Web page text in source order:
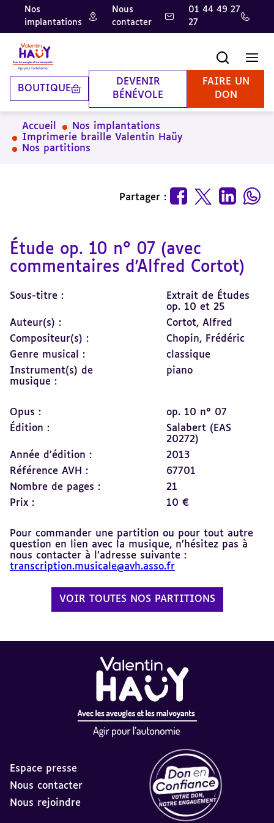
Aller
contenu
principal
Aller
pied
de
page
Aller
la
recherche
Nos
implantations
Nous
contacter
01 44 49 27
27
BOUTIQUE
DEVENIR
BÉNÉVOLE
FAIRE UN
DON
Accueil
Nos implantations
Imprimerie braille Valentin Haüy
Nos partitions
Partager :
Étude op. 10 n° 07 (avec
commentaires d'Alfred Cortot)
Sous-titre :
Extrait de Études
op. 10 et 25
Auteur(s) :
Cortot, Alfred
Compositeur(s) :
Chopin, Frédéric
Genre musical :
classique
Instrument(s) de
musique :
piano
Opus :
op. 10 n° 07
Édition :
Salabert (EAS
20272)
Année d'édition :
2013
Référence AVH :
67701
Nombre de pages :
21
Prix :
10 €
Pour commander une partition ou pour tout autre
question en lien avec la musique, n’hésitez pas à
nous contacter à l’adresse suivante :
transcription.musicale@avh.asso.fr
VOIR TOUTES NOS PARTITIONS
Espace presse
Nous contacter
Nous rejoindre